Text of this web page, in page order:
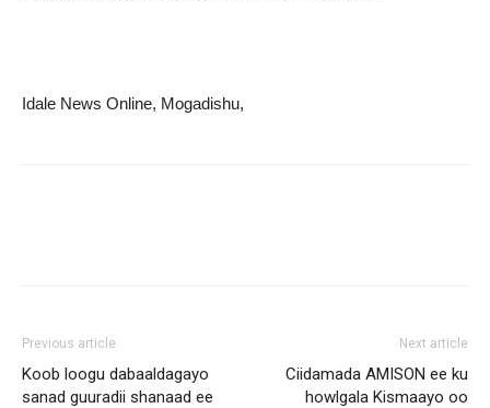
Idale News Online, Mogadishu,
Previous article
Koob loogu dabaaldagayo
sanad guuradii shanaad ee
Next article
Ciidamada AMISON ee ku
howlgala Kismaayo oo